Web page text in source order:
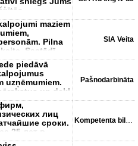
maziem
Pilna
Sastādī
SIA Veita
piedāvā
uzņēmumiem.
un dekl
Pašnodarbināta
лиц
сроки.
25 лет в
Kompetenta bilancspējig...